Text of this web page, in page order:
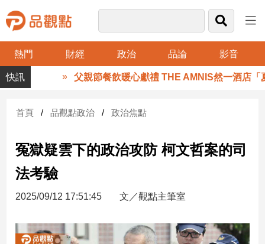
熱門 財經 政治 品論 影音
品
觀
財
台
財
新
產
父親節餐飲暖心獻禮 THE AMNIS然一酒店「夏
首頁 品觀點政治 政治焦點
冤獄疑雲下的政治攻防 柯文哲案的司
法考驗
2025/09/12 17:51:45 文／觀點主筆室